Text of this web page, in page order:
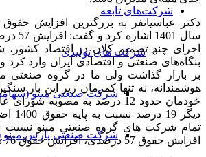
شرکت‌های تابعه
شرکت های تولیدی
شرکت صنعتی مینو
شرکت صنعتی پارس مینو
دکتر عباسیانفر به بزرگترین افزایش حقوق
سال
اجرای چند تصمیم کلان در اقتصاد
بنگاه‌های صنعتی و اقتصادی ایران وارد کرد
بر بازار گذاشت ولی ما در گروه صنعتی
هوشمندانه، نه تنها کمرمان زیر این بار
خودمان حدود 12 درصد به مصوبه
تمام شرکت های گروه صنعتی مینو نسبت
افزایش حقوق 57 درصدی، افزایش حقوق 76 درصدی داشته باشند.